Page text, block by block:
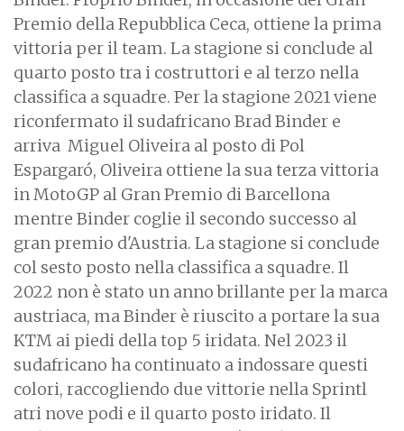
Premio della Repubblica Ceca, ottiene la prima
vittoria per il team. La stagione si conclude al
quarto posto tra i costruttori e al terzo nella
classifica a squadre. Per la stagione 2021 viene
riconfermato il sudafricano Brad Binder e
arriva Miguel Oliveira al posto di Pol
Espargaró, Oliveira ottiene la sua terza vittoria
in MotoGP al Gran Premio di Barcellona
mentre Binder coglie il secondo successo al
gran premio d'Austria. La stagione si conclude
col sesto posto nella classifica a squadre. Il
2022 non è stato un anno brillante per la marca
austriaca, ma Binder è riuscito a portare la sua
KTM ai piedi della top 5 iridata. Nel 2023 il
sudafricano ha continuato a indossare questi
colori, raccogliendo due vittorie nella Sprintl
atri nove podi e il quarto posto iridato. Il